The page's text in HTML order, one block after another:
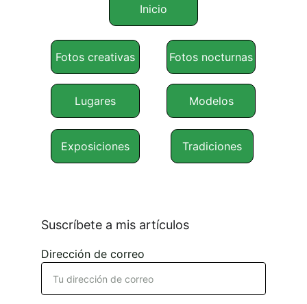
Fotos creativas Fotos nocturnas
Lugares Modelos
Exposiciones
Inicio
Tradiciones
Dirección de correo
Suscríbete a mis artículos